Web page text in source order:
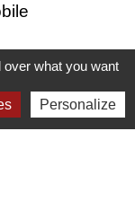
" ou
what you want
Personalize